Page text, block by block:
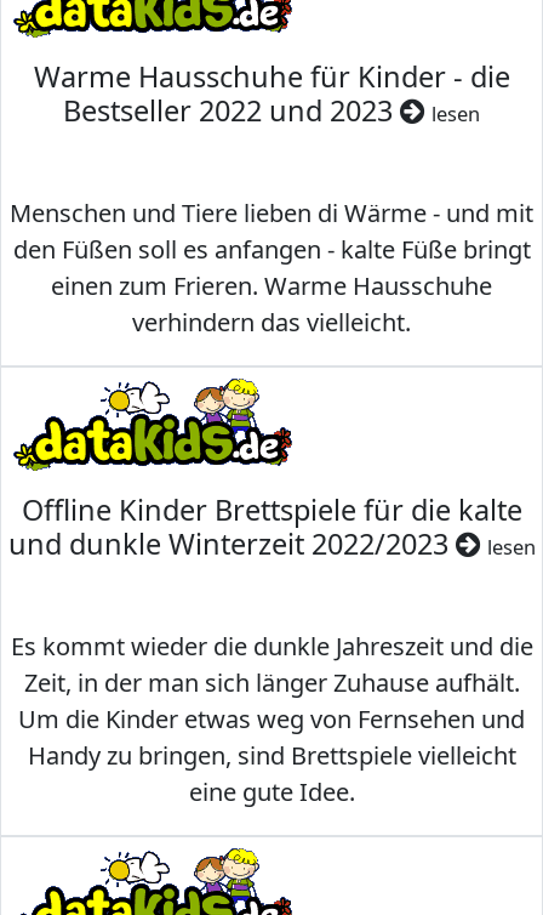
Warme Hausschuhe für Kinder - die
Bestseller 2022 und 2023
lesen
Menschen und Tiere lieben di Wärme - und mit
den Füßen soll es anfangen - kalte Füße bringt
einen zum Frieren. Warme Hausschuhe
verhindern das vielleicht.
Offline Kinder Brettspiele für die kalte
und dunkle Winterzeit 2022/2023
lesen
Es kommt wieder die dunkle Jahreszeit und die
Zeit, in der man sich länger Zuhause aufhält.
Um die Kinder etwas weg von Fernsehen und
Handy zu bringen, sind Brettspiele vielleicht
eine gute Idee.